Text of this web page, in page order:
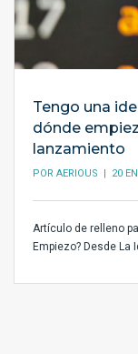
Tengo una
dónde
lanzamiento
POR AERIOUS | 20
Artículo de relleno
Empiezo? Desde La